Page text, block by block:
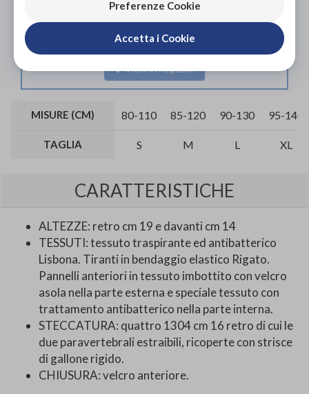
L'acquisto in negozio è raccomandato per garantire il
corretto supporto da parte di un tecnico ortopedico
specializzato.
Vieni in negozio!
MISURE (CM) 80-110 85-120 90-130 95-140
TAGLIA S M L XL
CARATTERISTICHE
ALTEZZE: retro cm 19 e davanti cm 14
TESSUTI: tessuto traspirante ed antibatterico
Lisbona. Tiranti in bendaggio elastico Rigato.
Pannelli anteriori in tessuto imbottito con velcro
asola nella parte esterna e speciale tessuto con
trattamento antibatterico nella parte interna.
STECCATURA: quattro 1304 cm 16 retro di cui le
due paravertebrali estraibili, ricoperte con strisce
di gallone rigido.
CHIUSURA: velcro anteriore.
Preferenze Cookie
Accetta i Cookie